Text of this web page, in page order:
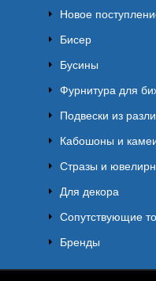
Новое
Бисер
Бусины
Фурнитура для
Подвески из
Кабошоны и
Стразы и
Для декора
Сопутствующие
Бренды